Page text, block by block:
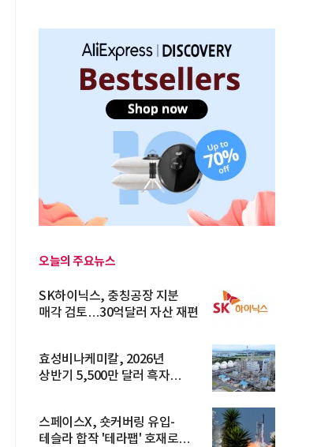
오늘의 주요뉴스
SK하이닉스, 충칭공장 지분
매각 검토…30억달러 자산 재편
효성비나케미칼, 2026년
상반기 5,500만 달러 흑자
스페이스X, 숏커버링 유입-
테슬라 합작 '테라팹' 호재로